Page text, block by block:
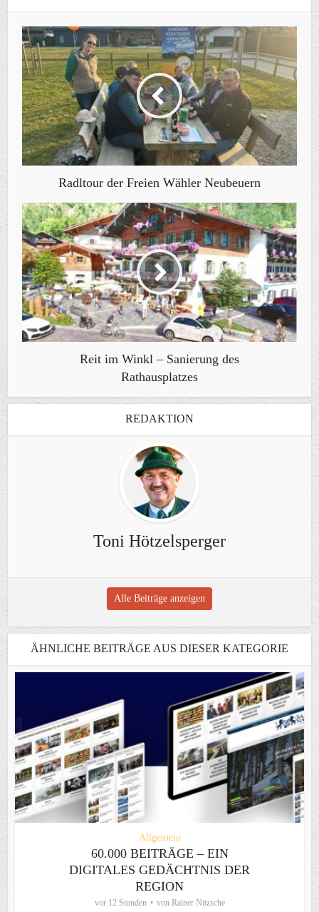
Radltour der Freien Wähler Neubeuern
Reit im Winkl – Sanierung des
Rathausplatzes
REDAKTION
Toni Hötzelsperger
Alle Beiträge anzeigen
ÄHNLICHE BEITRÄGE AUS DIESER KATEGORIE
Allgemein
60.000 BEITRÄGE – EIN
DIGITALES GEDÄCHTNIS DER
REGION
vor 12 Stunden von Rainer Nitzsche